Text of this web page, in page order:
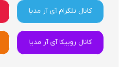
کانال تلگرام آی آر مدیا
کانال روبیکا آی آر مدیا